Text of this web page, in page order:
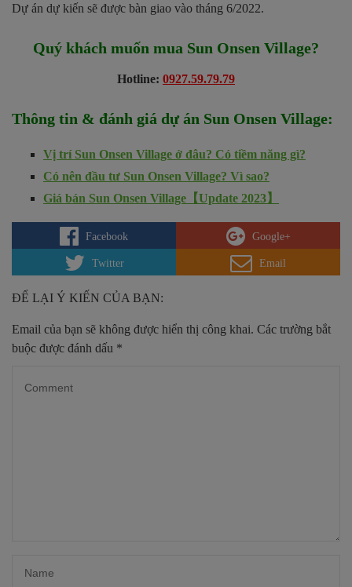
Dự án dự kiến sẽ được bàn giao vào tháng 6/2022.
Quý khách muốn mua Sun Onsen Village?
Hotline: 0927.59.79.79
Thông tin & đánh giá dự án Sun Onsen Village:
Vị trí Sun Onsen Village ở đâu? Có tiềm năng gì?
Có nên đầu tư Sun Onsen Village? Vì sao?
Giá bán Sun Onsen Village【Update 2023】
Facebook Google+
Twitter Email
ĐỂ LẠI Ý KIẾN CỦA BẠN:
Email của bạn sẽ không được hiển thị công khai. Các trường bắt
buộc được đánh dấu *